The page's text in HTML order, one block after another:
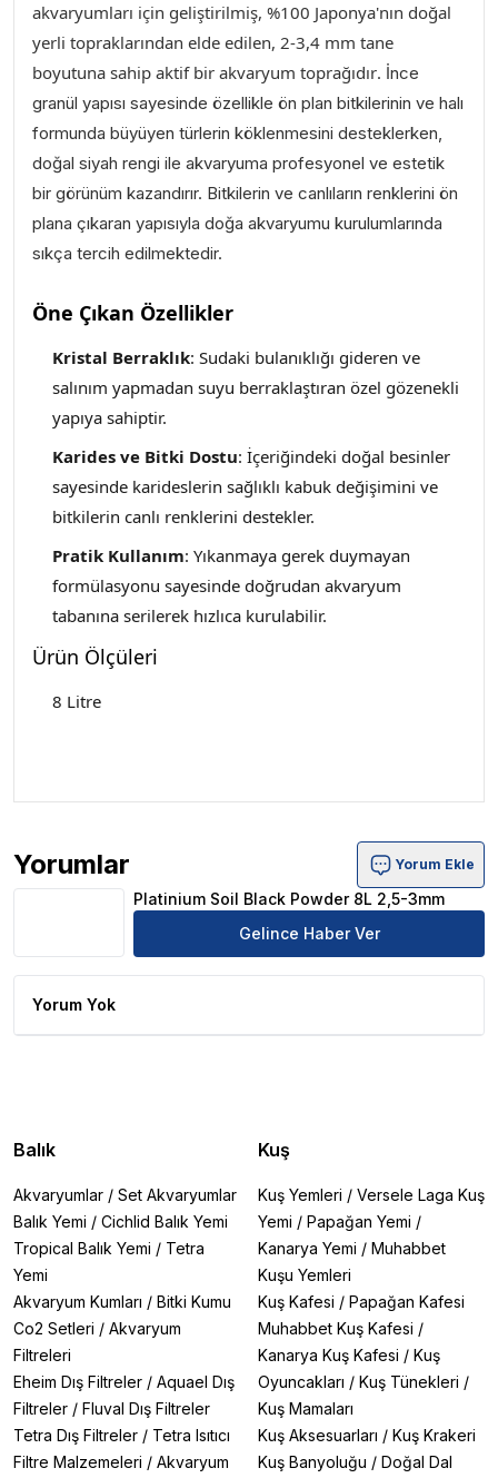
akvaryumları için geliştirilmiş, %100 Japonya'nın doğal
yerli topraklarından elde edilen, 2-3,4 mm tane
boyutuna sahip aktif bir akvaryum toprağıdır. İnce
granül yapısı sayesinde özellikle ön plan bitkilerinin ve halı
formunda büyüyen türlerin köklenmesini desteklerken,
doğal siyah rengi ile akvaryuma profesyonel ve estetik
bir görünüm kazandırır. Bitkilerin ve canlıların renklerini ön
plana çıkaran yapısıyla doğa akvaryumu kurulumlarında
sıkça tercih edilmektedir.
Öne Çıkan Özellikler
Kristal Berraklık: Sudaki bulanıklığı gideren ve
salınım yapmadan suyu berraklaştıran özel gözenekli
yapıya sahiptir.
Karides ve Bitki Dostu: İçeriğindeki doğal besinler
sayesinde karideslerin sağlıklı kabuk değişimini ve
bitkilerin canlı renklerini destekler.
Pratik Kullanım: Yıkanmaya gerek duymayan
formülasyonu sayesinde doğrudan akvaryum
tabanına serilerek hızlıca kurulabilir.
Ürün Ölçüleri
8 Litre
Yorumlar
Platinium Soil Black Powder 8L 2,5-3mm Ürün Yorumları
Yorum Ekle
Platinium Soil Black Powder 8L 2,5-3mm
Gelince Haber Ver
Yorum Yok
Balık
Akvaryumlar / Set Akvaryumlar
Balık Yemi / Cichlid Balık Yemi
Tropical Balık Yemi / Tetra
Yemi
Akvaryum Kumları / Bitki Kumu
Co2 Setleri / Akvaryum
Filtreleri
Eheim Dış Filtreler / Aquael Dış
Filtreler / Fluval Dış Filtreler
Tetra Dış Filtreler / Tetra Isıtıcı
Filtre Malzemeleri / Akvaryum
Kuş
Kuş Yemleri / Versele Laga Kuş
Yemi / Papağan Yemi /
Kanarya Yemi / Muhabbet
Kuşu Yemleri
Kuş Kafesi / Papağan Kafesi
Muhabbet Kuş Kafesi /
Kanarya Kuş Kafesi / Kuş
Oyuncakları / Kuş Tünekleri /
Kuş Mamaları
Kuş Aksesuarları / Kuş Krakeri
Kuş Banyoluğu / Doğal Dal